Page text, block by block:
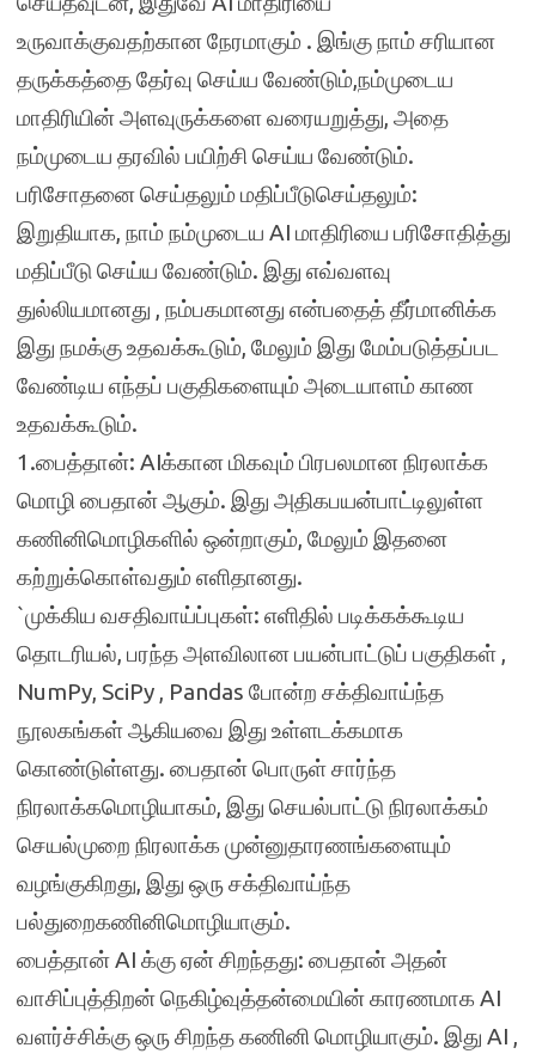
உருவாக்குவதற்கான நேரமாகும் . இங்கு நாம் சரியான
தருக்கத்தை தேர்வு செய்ய வேண்டும்,நம்முடைய
மாதிரியின் அளவுருக்களை வரையறுத்து, அதை
நம்முடைய தரவில் பயிற்சி செய்ய வேண்டும்.
பரிசோதனை செய்தலும் மதிப்பீடுசெய்தலும்:
இறுதியாக, நாம் நம்முடைய AI மாதிரியை பரிசோதித்து
மதிப்பீடு செய்ய வேண்டும். இது எவ்வளவு
துல்லியமானது , நம்பகமானது என்பதைத் தீர்மானிக்க
இது நமக்கு உதவக்கூடும், மேலும் இது மேம்படுத்தப்பட
வேண்டிய எந்தப் பகுதிகளையும் அடையாளம் காண
உதவக்கூடும்.
1.பைத்தான்: AIக்கான மிகவும் பிரபலமான நிரலாக்க
மொழி பைதான் ஆகும். இது அதிகபயன்பாட்டிலுள்ள
கணினிமொழிகளில் ஒன்றாகும், மேலும் இதனை
கற்றுக்கொள்வதும் எளிதானது.
`முக்கிய வசதிவாய்ப்புகள்: எளிதில் படிக்கக்கூடிய
தொடரியல், பரந்த அளவிலான பயன்பாட்டுப் பகுதிகள் ,
NumPy, SciPy , Pandas போன்ற சக்திவாய்ந்த
நூலகங்கள் ஆகியவை இது உள்ளடக்கமாக
கொண்டுள்ளது. பைதான் பொருள் சார்ந்த
நிரலாக்கமொழியாகம், இது செயல்பாட்டு நிரலாக்கம்
செயல்முறை நிரலாக்க முன்னுதாரணங்களையும்
வழங்குகிறது, இது ஒரு சக்திவாய்ந்த
பல்துறைகணினிமொழியாகும்.
பைத்தான் AI க்கு ஏன் சிறந்தது: பைதான் அதன்
வாசிப்புத்திறன் நெகிழ்வுத்தன்மையின் காரணமாக AI
வளர்ச்சிக்கு ஒரு சிறந்த கணினி மொழியாகும். இது AI ,